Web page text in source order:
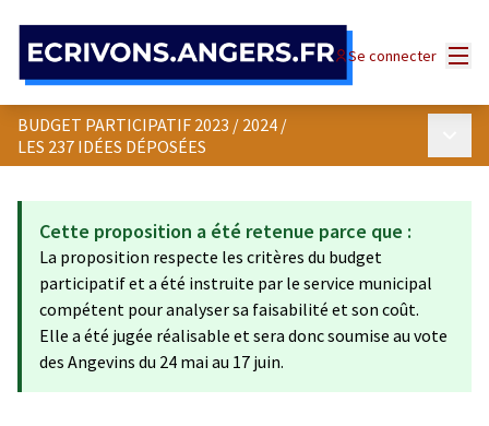
Se connecter
BUDGET PARTICIPATIF 2023 / 2024 /
LES 237 IDÉES DÉPOSÉES
Cette proposition a été retenue parce que :
La proposition respecte les critères du budget
participatif et a été instruite par le service municipal
compétent pour analyser sa faisabilité et son coût.
Elle a été jugée réalisable et sera donc soumise au vote
des Angevins du 24 mai au 17 juin.